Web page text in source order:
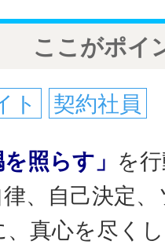
ここがポイ
ト 契約社員
を照らす」 を
、自己決定
、真心を尽く